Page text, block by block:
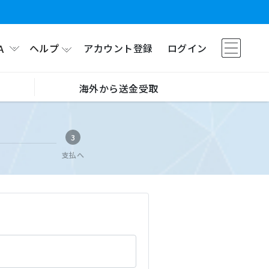
ヘルプ アカウント登録 ログイン
海外から送金受取
3
支払へ